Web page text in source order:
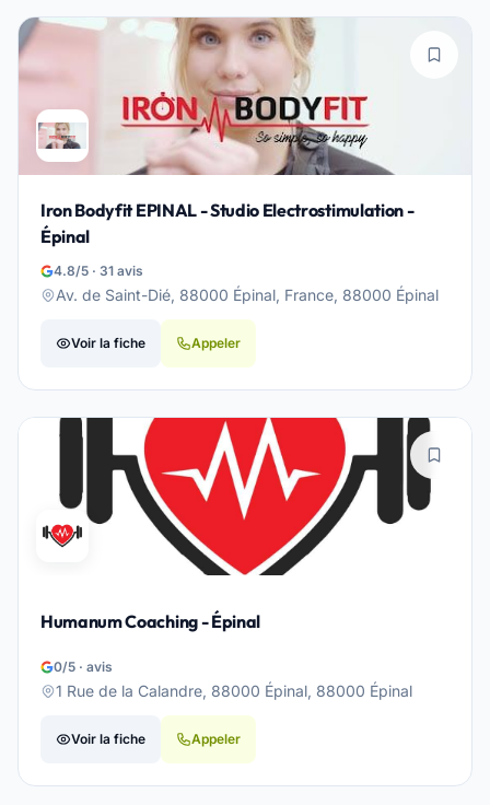
Iron Bodyfit EPINAL - Studio Electrostimulation -
Épinal
4.8/5 · 31 avis
Av. de Saint-Dié, 88000 Épinal, France, 88000 Épinal
Voir la fiche Appeler
Humanum Coaching - Épinal
0/5 · avis
1 Rue de la Calandre, 88000 Épinal, 88000 Épinal
Voir la fiche Appeler